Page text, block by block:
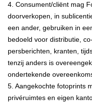
4. Consument/cliënt mag
doorverkopen, in
een ander, gebruiken in
bedoeld voor distributie,
persberichten, kranten,
tenzij anders is
ondertekende
5. Aangekochte fotoprints
privéruimtes en eigen